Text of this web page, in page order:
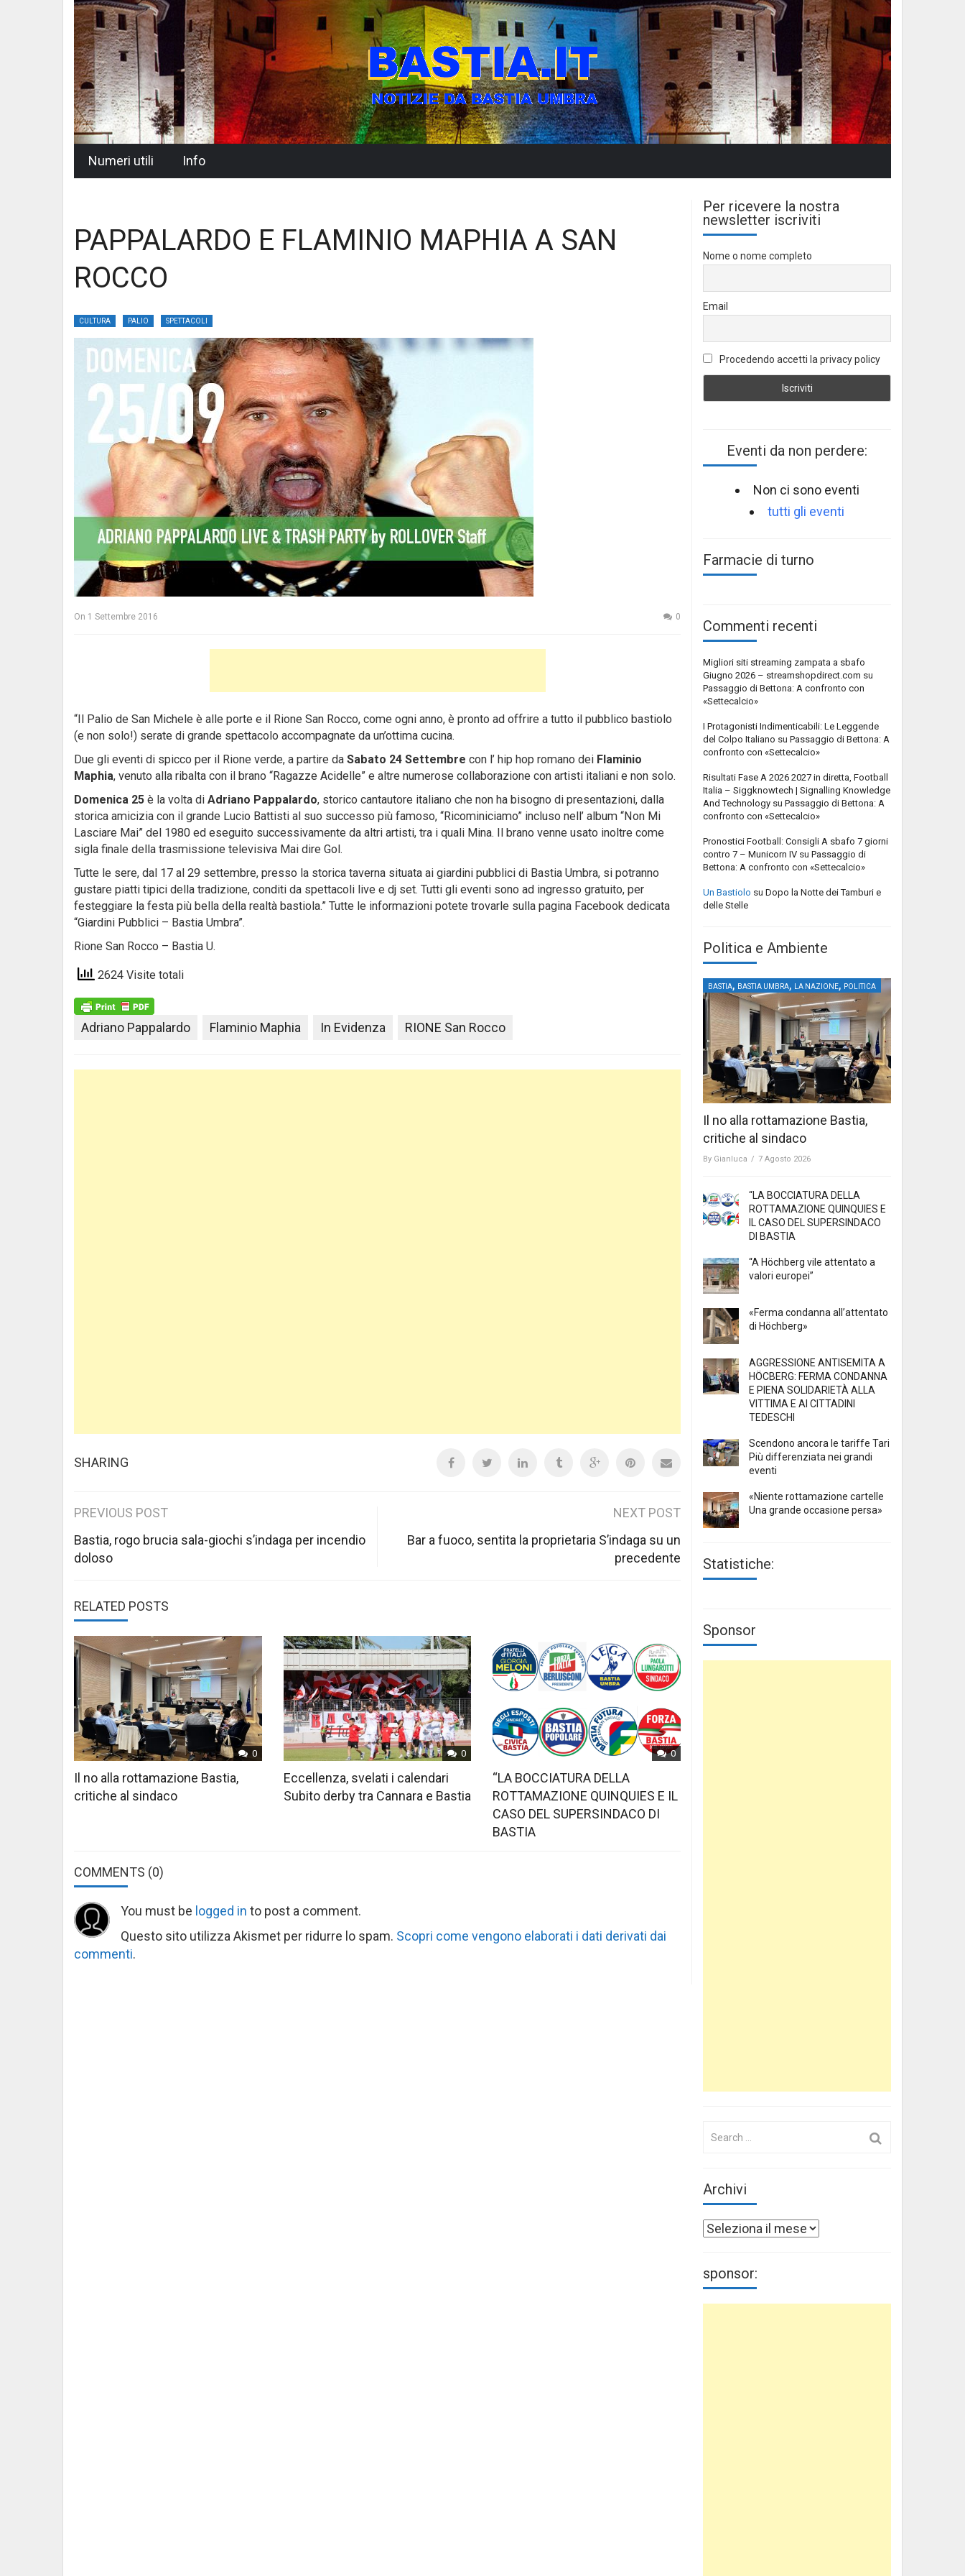
Numeri utili Info
PAPPALARDO E FLAMINIO MAPHIA A SAN
ROCCO
CULTURA PALIO SPETTACOLI
On 1 Settembre 2016 0
“Il Palio de San Michele è alle porte e il Rione San Rocco, come ogni anno, è pronto ad offrire a tutto il pubblico bastiolo
(e non solo!) serate di grande spettacolo accompagnate da un’ottima cucina.
Due gli eventi di spicco per il Rione verde, a partire da Sabato 24 Settembre con l’ hip hop romano dei Flaminio
Maphia, venuto alla ribalta con il brano “Ragazze Acidelle” e altre numerose collaborazione con artisti italiani e non solo.
Domenica 25 è la volta di Adriano Pappalardo, storico cantautore italiano che non ha bisogno di presentazioni, dalla
storica amicizia con il grande Lucio Battisti al suo successo più famoso, “Ricominiciamo” incluso nell’ album “Non Mi
Lasciare Mai” del 1980 ed eseguito successivamente da altri artisti, tra i quali Mina. Il brano venne usato inoltre come
sigla finale della trasmissione televisiva Mai dire Gol.
Tutte le sere, dal 17 al 29 settembre, presso la storica taverna situata ai giardini pubblici di Bastia Umbra, si potranno
gustare piatti tipici della tradizione, conditi da spettacoli live e dj set. Tutti gli eventi sono ad ingresso gratuito, per
festeggiare la festa più bella della realtà bastiola.” Tutte le informazioni potete trovarle sulla pagina Facebook dedicata
“Giardini Pubblici – Bastia Umbra”.
Rione San Rocco – Bastia U.
2624 Visite totali
Adriano Pappalardo Flaminio Maphia In Evidenza RIONE San Rocco
SHARING
Post
navigation
PREVIOUS POST
Bastia, rogo brucia sala-giochi s’indaga per incendio
doloso
NEXT POST
Bar a fuoco, sentita la proprietaria S’indaga su un
precedente
RELATED POSTS
0
Il no alla rottamazione Bastia,
critiche al sindaco
0
Eccellenza, svelati i calendari
Subito derby tra Cannara e Bastia
0
“LA BOCCIATURA DELLA
ROTTAMAZIONE QUINQUIES E IL
CASO DEL SUPERSINDACO DI
BASTIA
COMMENTS (0)
You must be logged in to post a comment.
Questo sito utilizza Akismet per ridurre lo spam. Scopri come vengono elaborati i dati derivati dai
commenti.
Per ricevere la nostra
newsletter iscriviti
Nome o nome completo
Email
Procedendo accetti la privacy policy
Eventi da non perdere:
Non ci sono eventi
tutti gli eventi
Farmacie di turno
Commenti recenti
Migliori siti streaming zampata a sbafo
Giugno 2026 – streamshopdirect.com su
Passaggio di Bettona: A confronto con
«Settecalcio»
I Protagonisti Indimenticabili: Le Leggende
del Colpo Italiano su Passaggio di Bettona: A
confronto con «Settecalcio»
Risultati Fase A 2026 2027 in diretta, Football
Italia – Siggknowtech | Signalling Knowledge
And Technology su Passaggio di Bettona: A
confronto con «Settecalcio»
Pronostici Football: Consigli A sbafo 7 giorni
contro 7 – Municorn IV su Passaggio di
Bettona: A confronto con «Settecalcio»
Un Bastiolo su Dopo la Notte dei Tamburi e
delle Stelle
Politica e Ambiente
BASTIA, BASTIA UMBRA, LA NAZIONE, POLITICA
Il no alla rottamazione Bastia,
critiche al sindaco
By Gianluca / 7 Agosto 2026
“LA BOCCIATURA DELLA
ROTTAMAZIONE QUINQUIES E
IL CASO DEL SUPERSINDACO
DI BASTIA
“A Höchberg vile attentato a
valori europei”
«Ferma condanna all’attentato
di Höchberg»
AGGRESSIONE ANTISEMITA A
HÖCBERG: FERMA CONDANNA
E PIENA SOLIDARIETÀ ALLA
VITTIMA E AI CITTADINI
TEDESCHI
Scendono ancora le tariffe Tari
Più differenziata nei grandi
eventi
«Niente rottamazione cartelle
Una grande occasione persa»
Statistiche:
Sponsor
Archivi
Archivi
sponsor: